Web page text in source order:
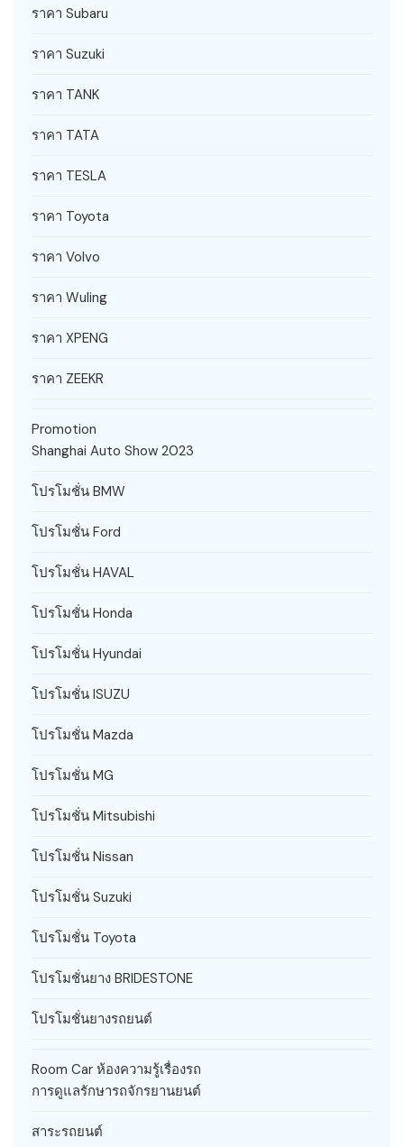
ราคา Subaru
ราคา Suzuki
ราคา TANK
ราคา TATA
ราคา TESLA
ราคา Toyota
ราคา Volvo
ราคา Wuling
ราคา XPENG
ราคา ZEEKR
Promotion
Shanghai Auto Show 2023
โปรโมชั่น BMW
โปรโมชั่น Ford
โปรโมชั่น HAVAL
โปรโมชั่น Honda
โปรโมชั่น Hyundai
โปรโมชั่น ISUZU
โปรโมชั่น Mazda
โปรโมชั่น MG
โปรโมชั่น Mitsubishi
โปรโมชั่น Nissan
โปรโมชั่น Suzuki
โปรโมชั่น Toyota
โปรโมชั่นยาง BRIDESTONE
โปรโมชั่นยางรถยนต์
Room Car ห้องความรู้เรื่องรถ
การดูแลรักษารถจักรยานยนต์
สาระรถยนต์